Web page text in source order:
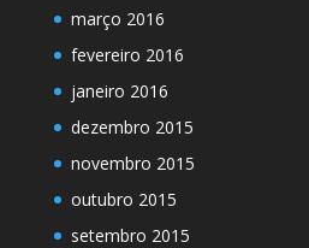
março 2016
fevereiro 2016
janeiro 2016
dezembro 2015
novembro 2015
outubro 2015
setembro 2015